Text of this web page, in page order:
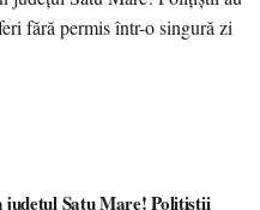
Satu Mare! Polițiștii